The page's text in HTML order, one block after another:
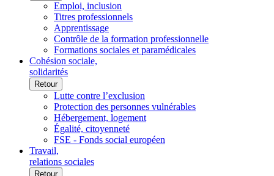
Emploi, inclusion
Titres professionnels
Apprentissage
Contrôle de la formation professionnelle
Formations sociales et paramédicales
Cohésion sociale,
solidarités
Retour
Lutte contre l’exclusion
Protection des personnes vulnérables
Hébergement, logement
Égalité, citoyenneté
FSE - Fonds social européen
Travail,
relations sociales
Retour